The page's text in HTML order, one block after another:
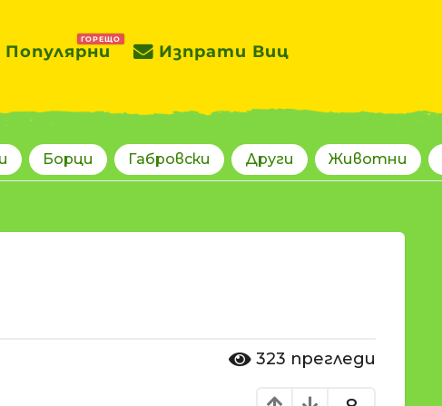
Популярни
ГОРЕЩО
Изпрати Виц
Борци Габровски Други Животни
323 прегледи